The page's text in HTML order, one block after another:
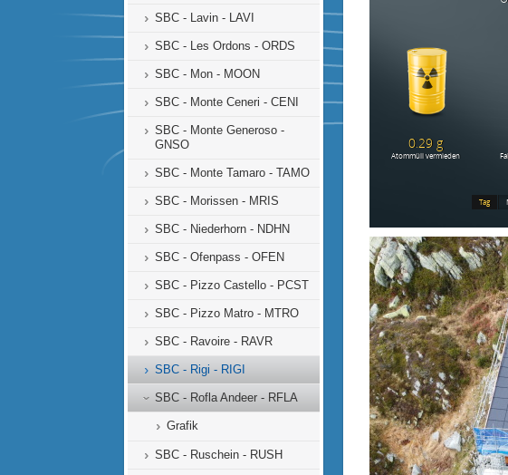
SBC - Lavin - LAVI
SBC - Les Ordons - ORDS
SBC - Mon - MOON
SBC - Monte Ceneri - CENI
SBC - Monte Generoso -
GNSO
SBC - Monte Tamaro - TAMO
SBC - Morissen - MRIS
SBC - Niederhorn - NDHN
SBC - Ofenpass - OFEN
SBC - Pizzo Castello - PCST
SBC - Pizzo Matro - MTRO
SBC - Ravoire - RAVR
SBC - Rigi - RIGI
SBC - Rofla Andeer - RFLA
Grafik
SBC - Ruschein - RUSH